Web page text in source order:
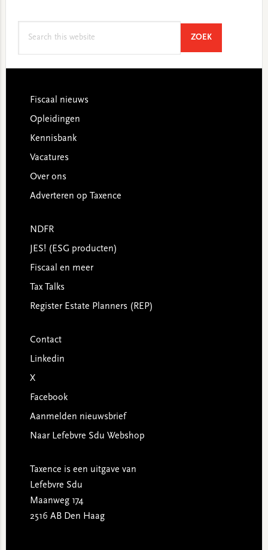
ZOEKSEARCH
Footer
Fiscaal nieuws
Opleidingen
Kennisbank
Vacatures
Over ons
Adverteren op Taxence
NDFR
JES! (ESG producten)
Fiscaal en meer
Tax Talks
Register Estate Planners (REP)
Contact
Linkedin
X
Facebook
Aanmelden nieuwsbrief
Naar Lefebvre Sdu Webshop
Taxence is een uitgave van
Lefebvre Sdu
Maanweg 174
2516 AB Den Haag